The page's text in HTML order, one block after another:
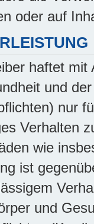
oder auf
haftet mit
und
nur
Verhalten
wie
ist
und